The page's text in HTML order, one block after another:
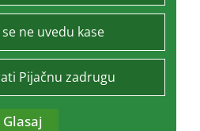
ne uvedu kase
Pijačnu zadrugu